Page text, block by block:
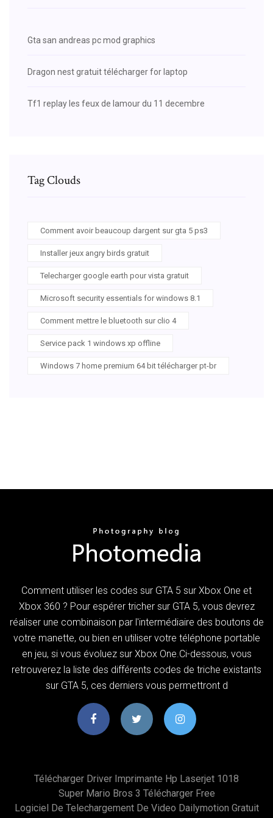
Gta san andreas pc mod graphics
Dragon nest gratuit télécharger for laptop
Tf1 replay les feux de lamour du 11 decembre
Tag Clouds
Comment avoir beaucoup dargent sur gta 5 ps3
Installer jeux angry birds gratuit
Telecharger google earth pour vista gratuit
Microsoft security essentials for windows 8.1
Comment mettre le bluetooth sur clio 4
Service pack 1 windows xp offline
Windows 7 home premium 64 bit télécharger pt-br
Comment utiliser les codes sur GTA 5 sur Xbox One et
Xbox 360 ? Pour espérer tricher sur GTA 5, vous devrez
réaliser une combinaison par l'intermédiaire des boutons de
votre manette, ou bien en utiliser votre téléphone portable
en jeu, si vous évoluez sur Xbox One.Ci-dessous, vous
retrouverez la liste des différents codes de triche existants
sur GTA 5, ces derniers vous permettront d
Télécharger Driver Imprimante Hp Laserjet 1018
Super Mario Bros 3 Télécharger Free
Logiciel De Telechargement De Video Dailymotion Gratuit